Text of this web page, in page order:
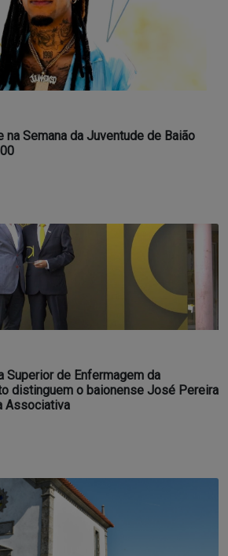
na Semana da Juventude de Baião
Superior de Enfermagem da
distinguem o baionense José Pereira
Associativa